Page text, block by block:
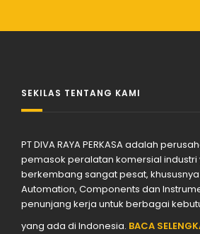
SEKILAS TENTANG KAMI
PT DIVA RAYA PERKASA adalah
pemasok peralatan komersial industri
berkembang sangat pesat,
Automation, Components dan
penunjang kerja untuk berbagai
yang ada di Indonesia. BACA